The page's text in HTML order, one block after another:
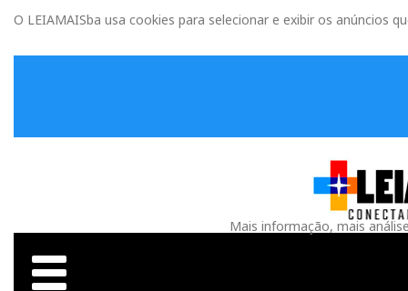
O LEIAMAISba usa cookies para selecionar e exibir os anúncios
Mais informação, mais